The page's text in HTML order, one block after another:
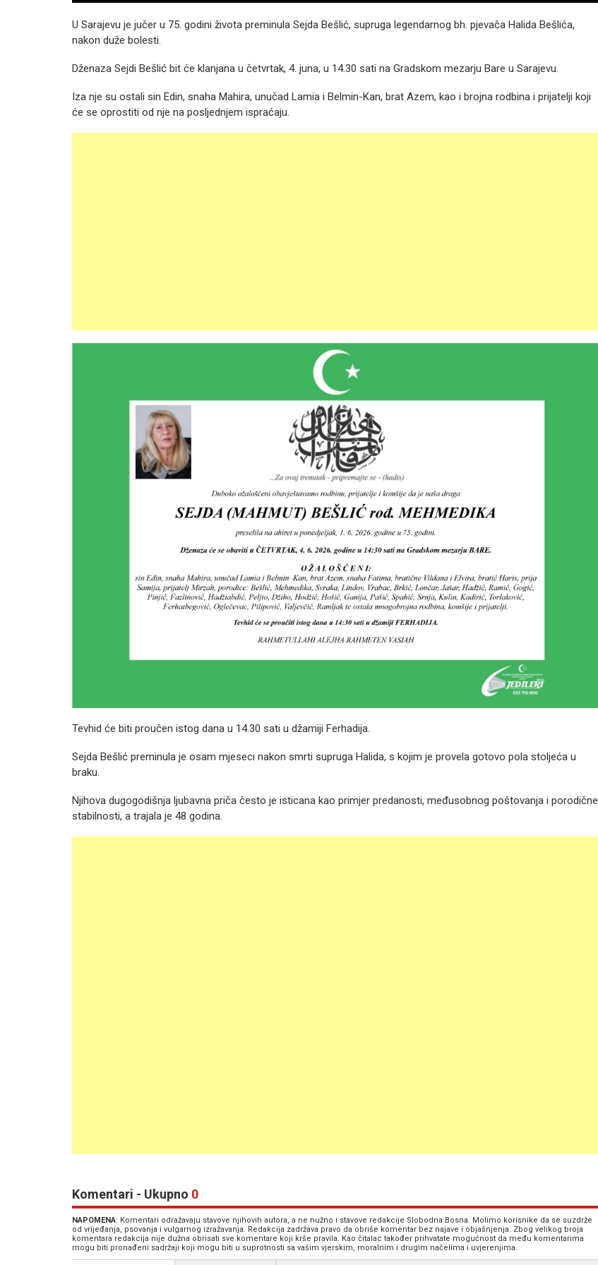
U Sarajevu je jučer u 75. godini života preminula Sejda Bešlić, supruga legendarnog bh. pjevača Halida Bešlića,
nakon duže bolesti.
Dženaza Sejdi Bešlić bit će klanjana u četvrtak, 4. juna, u 14.30 sati na Gradskom mezarju Bare u Sarajevu.
Iza nje su ostali sin Edin, snaha Mahira, unučad Lamia i Belmin-Kan, brat Azem, kao i brojna rodbina i prijatelji koji
će se oprostiti od nje na posljednjem ispraćaju.
Tevhid će biti proučen istog dana u 14.30 sati u džamiji Ferhadija.
Sejda Bešlić preminula je osam mjeseci nakon smrti supruga Halida, s kojim je provela gotovo pola stoljeća u
braku.
Njihova dugogodišnja ljubavna priča često je isticana kao primjer predanosti, međusobnog poštovanja i porodične
stabilnosti, a trajala je 48 godina.
Komentari - Ukupno 0
NAPOMENA: Komentari odražavaju stavove njihovih autora, a ne nužno i stavove redakcije Slobodna Bosna. Molimo korisnike da se suzdrže
od vrijeđanja, psovanja i vulgarnog izražavanja. Redakcija zadržava pravo da obriše komentar bez najave i objašnjenja. Zbog velikog broja
komentara redakcija nije dužna obrisati sve komentare koji krše pravila. Kao čitalac također prihvatate mogućnost da među komentarima
mogu biti pronađeni sadržaji koji mogu biti u suprotnosti sa vašim vjerskim, moralnim i drugim načelima i uvjerenjima.